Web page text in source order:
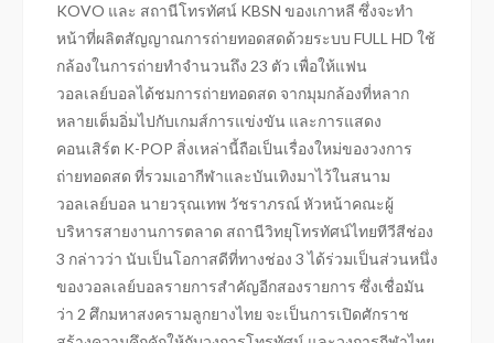
KOVO และ สถานีโทรทัศน์ KBSN ของเกาหลี ซึ่งจะทำ
หน้าที่ผลิตสัญญาณการถ่ายทอดสดด้วยระบบ FULL HD ใช้
กล้องในการถ่ายทำจำนวนถึง 23 ตัว เพื่อให้แฟน
วอลเลย์บอลได้ชมการถ่ายทอดสด จากมุมกล้องที่หลาก
หลายเต็มอิ่มไปกับเกมส์การแข่งขัน และการแสดง
คอนเสิร์ต K-POP สิ่งเหล่านี้ถือเป็นเรื่องใหม่ของวงการ
ถ่ายทอดสด ที่รวมเอากีฬาและบันเทิงมาไว้ในสนาม
วอลเลย์บอล นายวรุณเทพ วัชราภรณ์ หัวหน้าคณะผู้
บริหารสายงานการตลาด สถานีวิทยุโทรทัศน์ไทยทีวีสีช่อง
3 กล่าวว่า นับเป็นโอกาสดีที่ทางช่อง 3 ได้ร่วมเป็นส่วนหนึ่ง
ของวอลเลย์บอลรายการสำคัญอีกสองรายการ ซึ่งเชื่อมัน
ว่า 2 ศึกมหาสงครามลูกยางไทย จะเป็นการเปิดศักราช